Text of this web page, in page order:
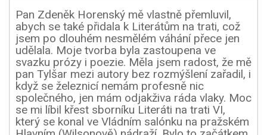
Pan Zdeněk Horenský mě vlastně přemluvil,
abych se také přidala k Literátům na trati, což
jsem po dlouhém nesmělém váhání přece jen
udělala. Moje tvorba byla zastoupena ve
svazku prózy i poezie. Měla jsem radost, že mě
pan Tylšar mezi autory bez rozmýšlení zařadil, i
když se železnicí nemám profesně nic
společného, jen mám odjakživa ráda vlaky. Moc
se mi líbil křest sborníku Literáti na trati VI,
který se konal ve Vládním salónku na pražském